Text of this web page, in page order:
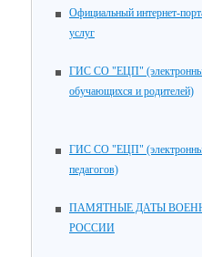
Официальный интернет-
услуг
ГИС СО "ЕЦП"
обучающихся и родителей)
ГИС СО "ЕЦП"
педагогов)
ПАМЯТНЫЕ ДАТЫ
РОССИИ